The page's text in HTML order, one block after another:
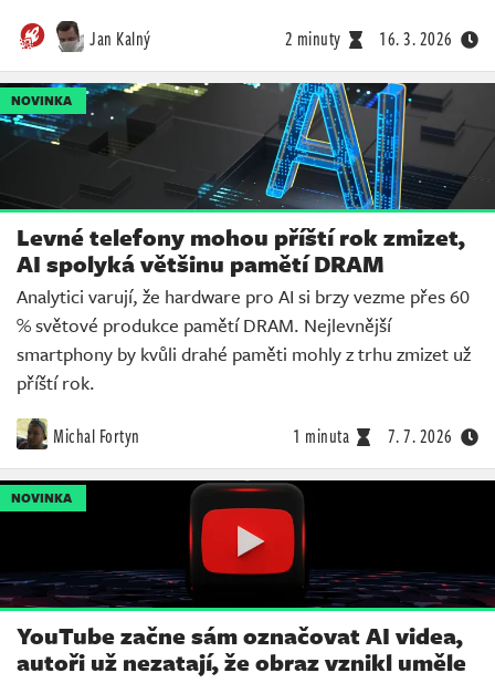
Jan Kalný 2 minuty 16. 3. 2026
NOVINKA
Levné telefony mohou příští rok zmizet,
AI spolyká většinu pamětí DRAM
Analytici varují, že hardware pro AI si brzy vezme přes 60
% světové produkce pamětí DRAM. Nejlevnější
smartphony by kvůli drahé paměti mohly z trhu zmizet už
příští rok.
Michal Fortyn 1 minuta 7. 7. 2026
NOVINKA
YouTube začne sám označovat AI videa,
autoři už nezatají, že obraz vznikl uměle